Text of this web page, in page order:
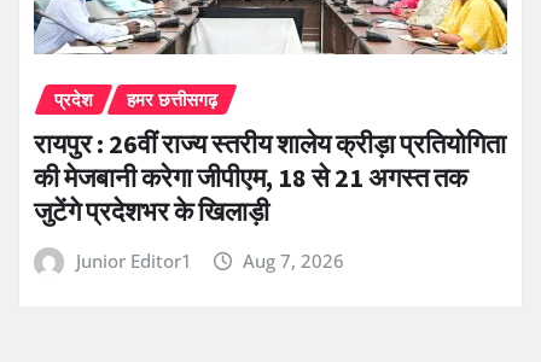
प्रदेश हमर छत्तीसगढ़
रायपुर : 26वीं राज्य स्तरीय शालेय क्रीड़ा प्रतियोगिता
की मेजबानी करेगा जीपीएम, 18 से 21 अगस्त तक
जुटेंगे प्रदेशभर के खिलाड़ी
Junior Editor1 Aug 7, 2026